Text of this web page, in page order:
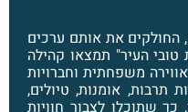
החולקים את אותם ערכים
טובי העיר" תמצאו קהילה
משפחתית וחברויות
תרבות, אומנות, טיולים,